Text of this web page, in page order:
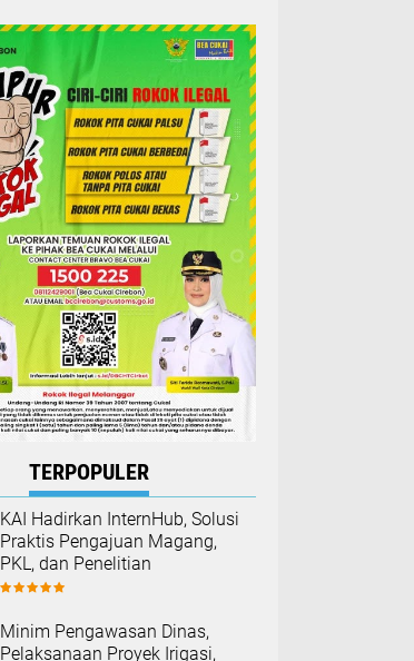
TERPOPULER
KAI Hadirkan InternHub, Solusi
Praktis Pengajuan Magang,
PKL, dan Penelitian
Minim Pengawasan Dinas,
Pelaksanaan Proyek Irigasi,